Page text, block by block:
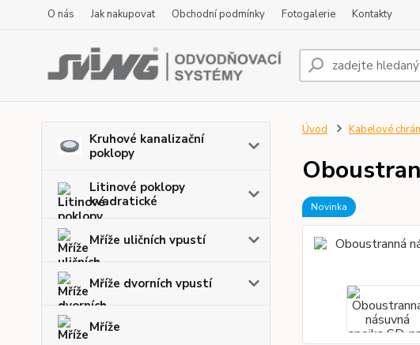
O nás Jak nakupovat Obchodní podmínky Fotogalerie Kontakty
Kruhové kanalizační
poklopy
Litinové poklopy
kvadratické
Mříže uličních vpustí
Mříže dvorních vpustí
Mříže
Úvod Kabelové
Novinka